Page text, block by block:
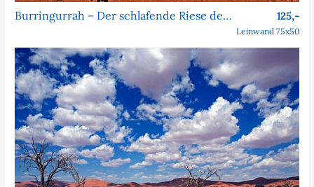
Burringurrah – Der schlafende Riese des Outbacks 125,-
Leinwand 75x50